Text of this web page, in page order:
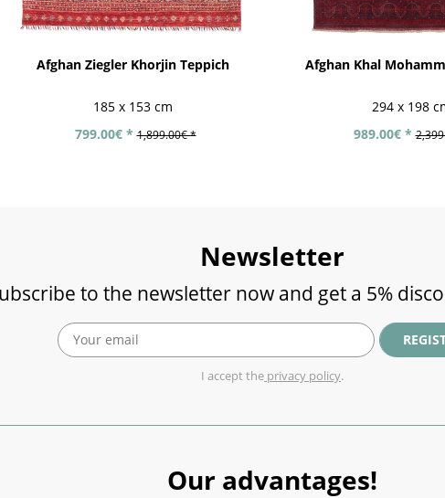
Afghan Ziegler Khorjin Teppich
185 x 153 cm
799.00€ * 1,899.00€ *
Afghan Khal
294 x 198
989.00€ *
Newsletter
to the newsletter now and get a 5%
I accept the privacy policy.
Our advantages!